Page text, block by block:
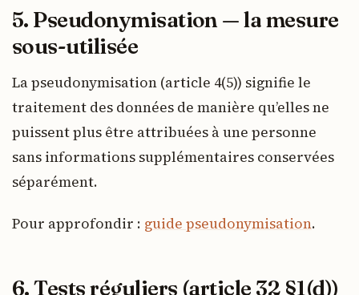
5. Pseudonymisation — la mesure
sous-utilisée
La pseudonymisation (article 4(5)) signifie le
traitement des données de manière qu’elles ne
puissent plus être attribuées à une personne
sans informations supplémentaires conservées
séparément.
Pour approfondir : guide pseudonymisation.
6. Tests réguliers (article 32 §1(d))